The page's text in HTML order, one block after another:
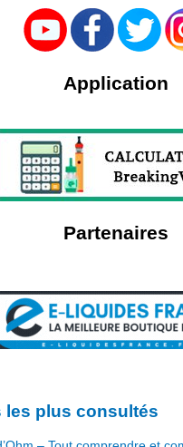
Application
Partenaires
les plus consultés